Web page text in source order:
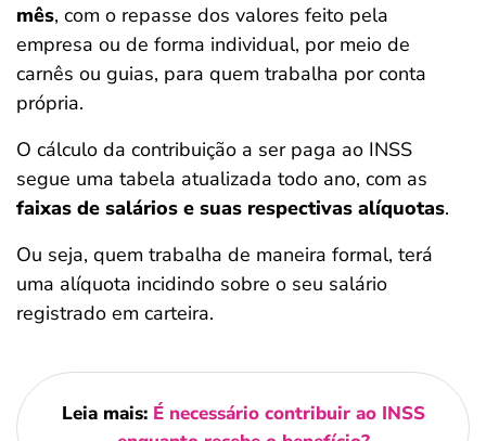
mês, com o repasse dos valores feito pela
empresa ou de forma individual, por meio de
carnês ou guias, para quem trabalha por conta
própria.
O cálculo da contribuição a ser paga ao INSS
segue uma tabela atualizada todo ano, com as
faixas de salários e suas respectivas alíquotas.
Ou seja, quem trabalha de maneira formal, terá
uma alíquota incidindo sobre o seu salário
registrado em carteira.
Leia mais: É necessário contribuir ao INSS